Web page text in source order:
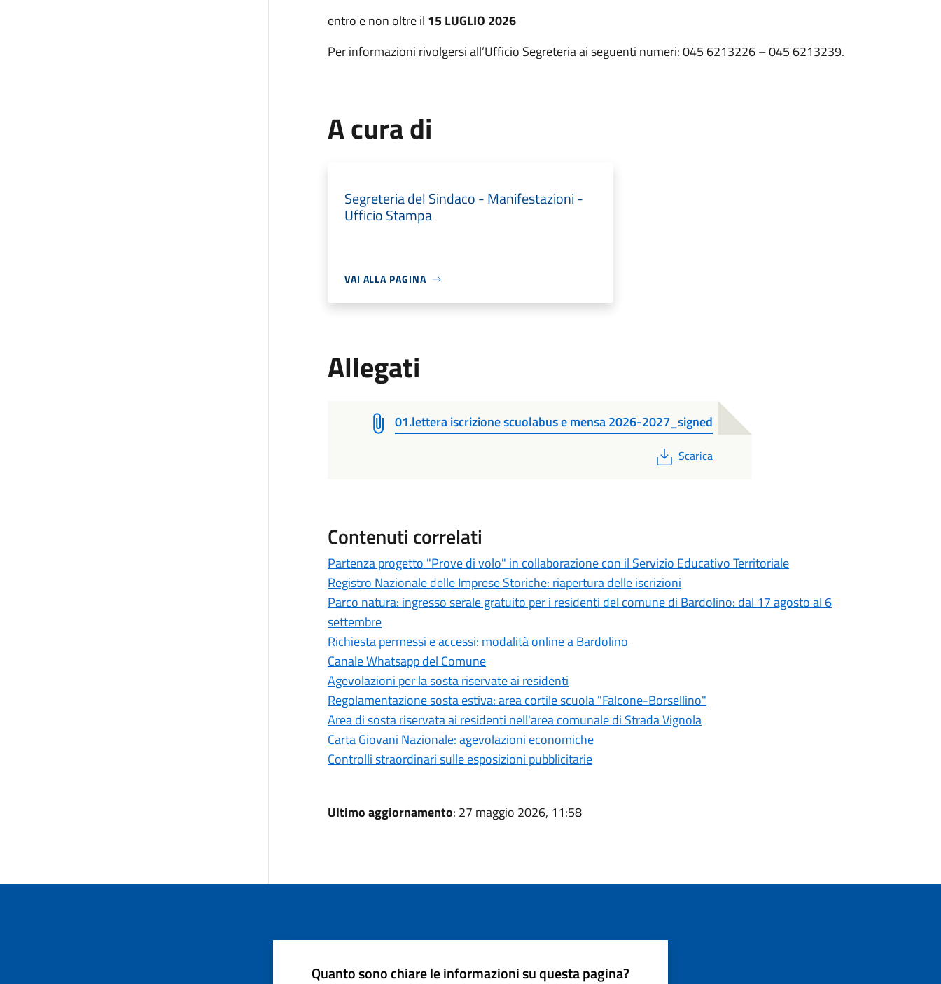
entro e non oltre il 15 LUGLIO 2026
Per informazioni rivolgersi all’Ufficio Segreteria ai seguenti numeri: 045 6213226 – 045 6213239.
A cura di
Segreteria del Sindaco - Manifestazioni -
Ufficio Stampa
VAI ALLA PAGINA
Allegati
01.lettera iscrizione scuolabus e mensa 2026-2027_signed
PDF
Scarica
Contenuti correlati
Partenza progetto "Prove di volo" in collaborazione con il Servizio Educativo Territoriale
Registro Nazionale delle Imprese Storiche: riapertura delle iscrizioni
Parco natura: ingresso serale gratuito per i residenti del comune di Bardolino: dal 17 agosto al 6
settembre
Richiesta permessi e accessi: modalità online a Bardolino
Canale Whatsapp del Comune
Agevolazioni per la sosta riservate ai residenti
Regolamentazione sosta estiva: area cortile scuola "Falcone-Borsellino"
Area di sosta riservata ai residenti nell'area comunale di Strada Vignola
Carta Giovani Nazionale: agevolazioni economiche
Controlli straordinari sulle esposizioni pubblicitarie
Ultimo aggiornamento: 27 maggio 2026, 11:58
Quanto sono chiare le informazioni su questa pagina?